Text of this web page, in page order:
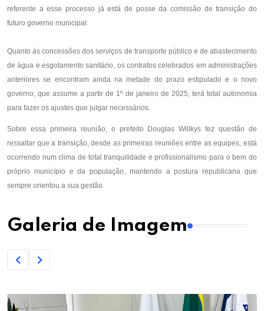
referente a esse processo já está de posse da comissão de transição do
futuro governo municipal.
Quanto às concessões dos serviços de transporte público e de abastecimento
de água e esgotamento sanitário, os contratos celebrados em administrações
anteriores se encontram ainda na metade do prazo estipulado e o novo
governo, que assume a partir de 1º de janeiro de 2025, terá total autonomia
para fazer os ajustes que julgar necessários.
Sobre essa primeira reunião, o prefeito Douglas Willkys fez questão de
ressaltar que a transição, desde as primeiras reuniões entre as equipes, está
ocorrendo num clima de total tranquilidade e profissionalismo para o bem do
próprio município e da população, mantendo a postura republicana que
sempre orientou a sua gestão.
Galeria de Imagem